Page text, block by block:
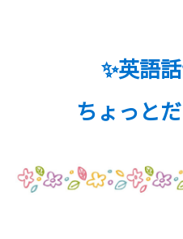
✨英語
ちょっと